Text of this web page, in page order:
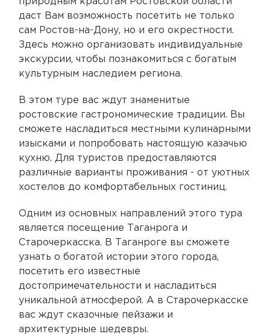
даст Вам возможность посетить не только
сам Ростов-на-Дону, но и его окрестности.
Здесь можно организовать индивидуальные
экскурсии, чтобы познакомиться с богатым
культурным наследием региона.
В этом туре вас ждут знаменитые
ростовские гастрономические традиции. Вы
сможете насладиться местными кулинарными
изысками и попробовать настоящую казачью
кухню. Для туристов предоставляются
различные варианты проживания - от уютных
хостелов до комфортабельных гостиниц.
Одним из основных направлений этого тура
является посещение Таганрога и
Старочеркасска. В Таганроге вы сможете
узнать о богатой истории этого города,
посетить его известные
достопримечательности и насладиться
уникальной атмосферой. А в Старочеркасске
вас ждут сказочные пейзажи и
архитектурные шедевры.